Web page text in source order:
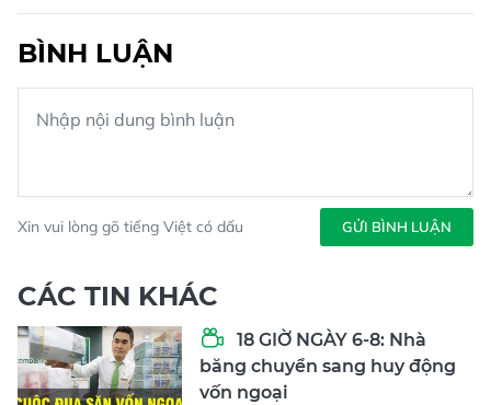
BÌNH LUẬN
Xin vui lòng gõ tiếng Việt có dấu GỬI BÌNH LUẬN
CÁC TIN KHÁC
18 GIỜ NGÀY 6-8: Nhà
băng chuyển sang huy động
vốn ngoại